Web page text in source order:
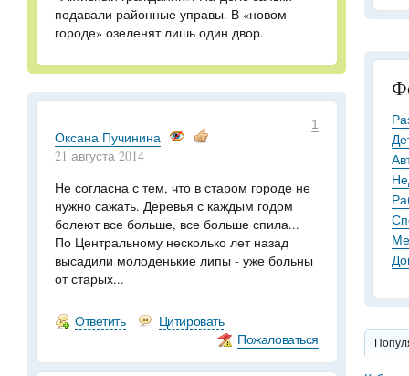
подавали районные управы. В «новом
городе» озеленят лишь один двор.
1
Оксана Пучинина
21 августа 2014
Не согласна с тем, что в старом городе не
нужно сажать. Деревья с каждым годом
болеют все больше, все больше спила...
По Центральному несколько лет назад
высадили молоденькие липы - уже больны
от старых...
Ответить
Цитировать
Пожаловаться